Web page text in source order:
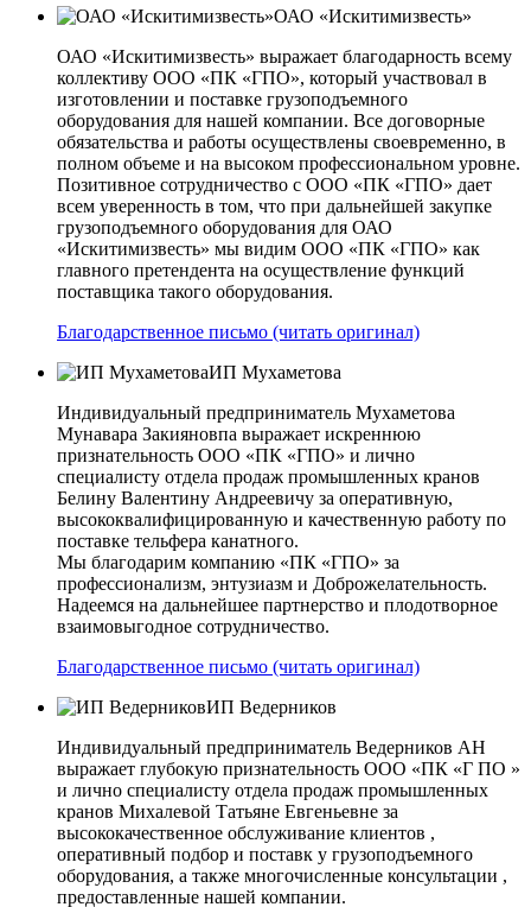
ОАО «Искитимизвесть»
ОАО «Искитимизвесть» выражает благодарность всему
коллективу ООО «ПК «ГПО», который участвовал в
изготовлении и поставке грузоподъемного
оборудования для нашей компании. Все договорные
обязательства и работы осуществлены своевременно, в
полном объеме и на высоком профессиональном уровне.
Позитивное сотрудничество с ООО «ПК «ГПО» дает
всем уверенность в том, что при дальнейшей закупке
грузоподъемного оборудования для ОАО
«Искитимизвесть» мы видим ООО «ПК «ГПО» как
главного претендента на осуществление функций
поставщика такого оборудования.
Благодарственное письмо (читать оригинал)
ИП Мухаметова
Индивидуальный предприниматель Мухаметова
Мунавара Закияновпа выражает искреннюю
признательность ООО «ПК «ГПО» и лично
специалисту отдела продаж промышленных кранов
Белину Валентину Андреевичу за оперативную,
высококвалифицированную и качественную работу по
поставке тельфера канатного.
Мы благодарим компанию «ПК «ГПО» за
профессионализм, энтузиазм и Доброжелательность.
Надеемся на дальнейшее партнерство и плодотворное
взаимовыгодное сотрудничество.
Благодарственное письмо (читать оригинал)
ИП Ведерников
Индивидуальный предприниматель Ведерников АН
выражает глубокую признательность ООО «ПК «Г ПО »
и лично специалисту отдела продаж промышленных
кранов Михалевой Татьяне Евгеньевне за
высококачественное обслуживание клиентов ,
оперативный подбор и поставк у грузоподъемного
оборудования, а также многочисленные консультации ,
предоставленные нашей компании.